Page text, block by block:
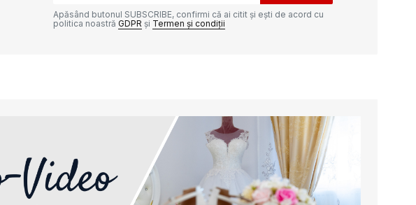
Apăsând butonul SUBSCRIBE, confirmi că ai citit și ești de acord cu
politica noastră GDPR și Termen și condiții